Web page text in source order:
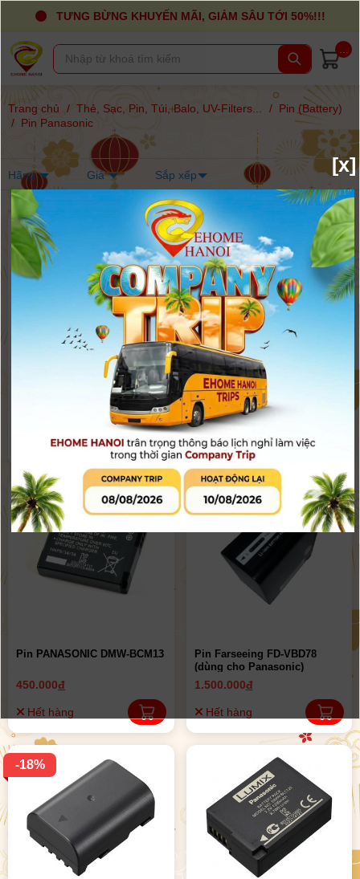
TƯNG BỪNG KHUYẾN MÃI, GIẢM SÂU TỚI 50%!!!
Trang chủ / Thẻ, Sạc, Pin, Túi, Balo, UV-Filters... / Pin (Battery)
/ Pin Panasonic
Hãng Giá Sắp xếp
Pin Farseeing FD-VBD58
(dùng cho Panasonic)
Hết hàng
-48%
Pin Panasonic CGA-D54S |
Chính Hãng
1.500.000đ 2.890.000đ
Còn hàng
Pin PANASONIC DMW-BCM13
450.000đ
Hết hàng
Pin Farseeing FD-VBD78
(dùng cho Panasonic)
1.500.000đ
Hết hàng
-18%
[x]